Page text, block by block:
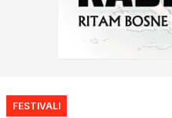
FESTIVALI